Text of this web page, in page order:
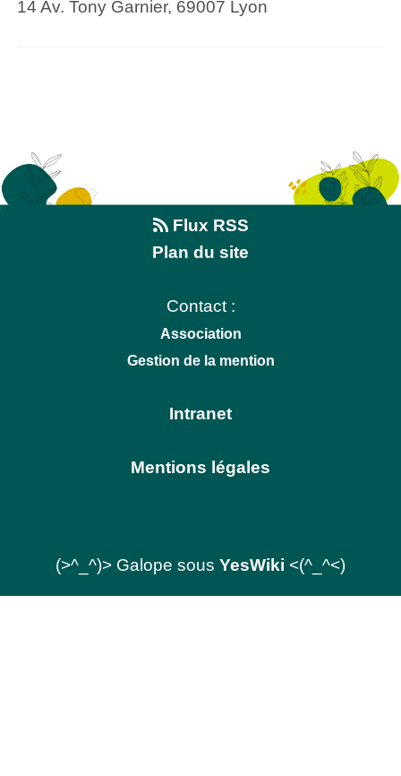
14 Av. Tony Garnier, 69007 Lyon
Flux RSS
Plan du site
Contact :
Association
Gestion de la mention
Intranet
Mentions légales
(>^_^)> Galope sous YesWiki <(^_^<)